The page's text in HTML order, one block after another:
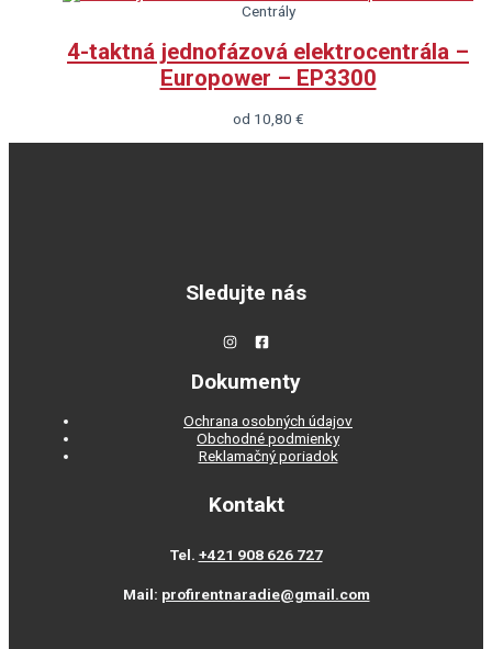
Centrály
4-taktná jednofázová elektrocentrála –
Europower – EP3300
od 10,80 €
Sledujte nás
Dokumenty
Ochrana osobných údajov
Obchodné podmienky
Reklamačný poriadok
Kontakt
Tel. +421 908 626 727
Mail: profirentnaradie@gmail.com